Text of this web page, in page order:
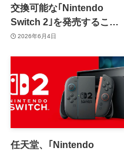
交換可能な｢Nintendo
Switch 2｣を発売すること
を明らかに
2026年6月4日
任天堂、｢Nintendo